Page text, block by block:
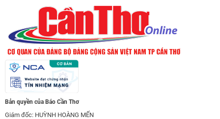
Bản quyền của Báo Cần Thơ
Giám đốc: HUỲNH HOÀNG MẾN